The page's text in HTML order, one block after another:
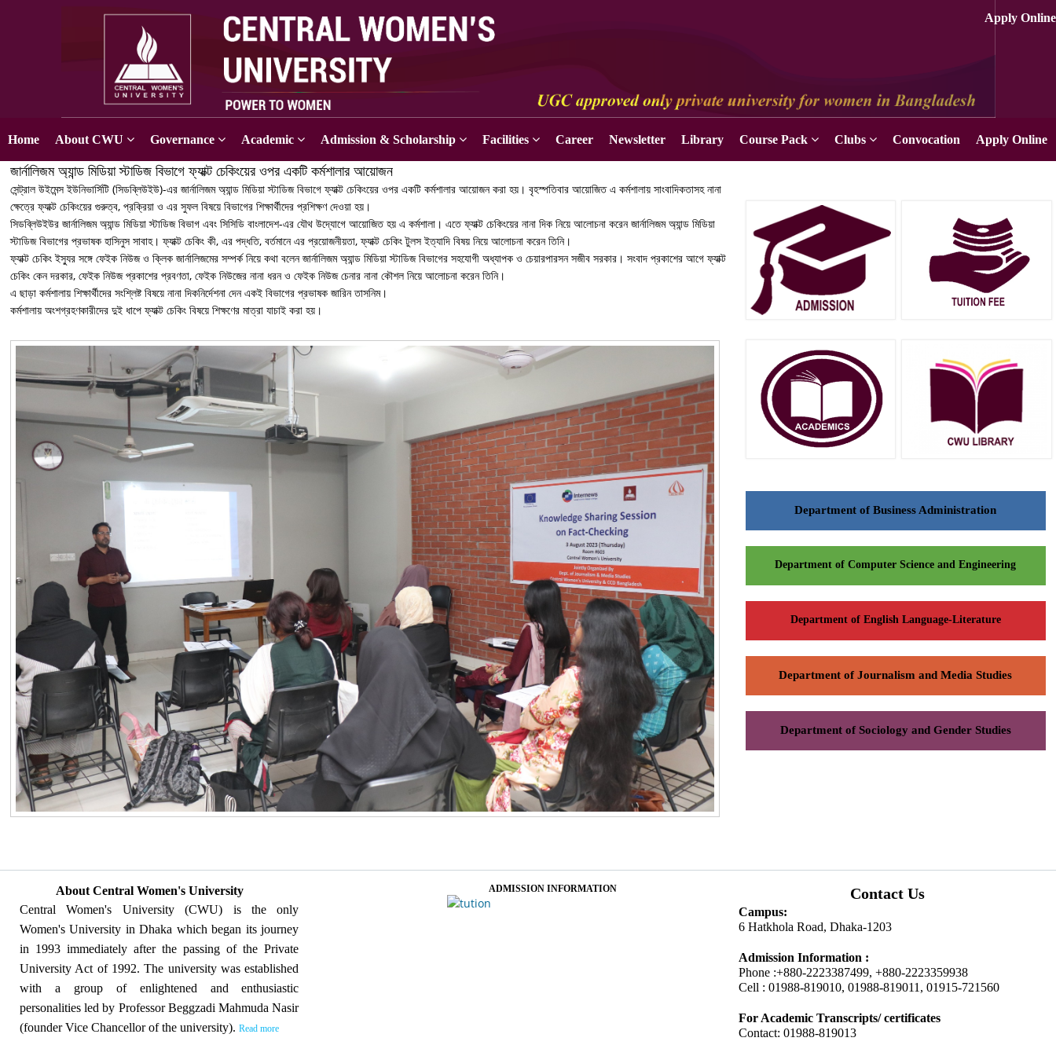
Home About CWU Governance Academic Admission & Scholarship Facilities Career Newsletter Library Course Pack Clubs Convocation Apply Online
জার্নালিজম অ্যান্ড মিডিয়া স্টাডিজ বিভাগে ফ্যাক্ট চেকিংয়ের ওপর একটি কর্মশালার আয়োজন
সেন্ট্রাল উইমেন্স ইউনিভার্সিটি (সিডব্লিউইউ)-এর জার্নালিজম অ্যান্ড মিডিয়া স্টাডিজ বিভাগে ফ্যাক্ট চেকিংয়ের ওপর একটি কর্মশালার আয়োজন করা হয়। বৃহস্পতিবার আয়োজিত এ কর্মশালায় সাংবাদিকতাসহ নানা
ক্ষেত্রে ফ্যাক্ট চেকিংয়ের গুরুত্ব, প্রক্রিয়া ও এর সুফল বিষয়ে বিভাগের শিক্ষার্থীদের প্রশিক্ষণ দেওয়া হয়।
সিডব্লিউইউর জার্নালিজম অ্যান্ড মিডিয়া স্টাডিজ বিভাগ এবং সিসিডি বাংলাদেশ-এর যৌথ উদ্যোগে আয়োজিত হয় এ কর্মশালা। এতে ফ্যাক্ট চেকিংয়ের নানা দিক নিয়ে আলোচনা করেন জার্নালিজম অ্যান্ড মিডিয়া
স্টাডিজ বিভাগের প্রভাষক হাসিনুস সাবাহ। ফ্যাক্ট চেকিং কী, এর পদ্ধতি, বর্তমানে এর প্রয়োজনীয়তা, ফ্যাক্ট চেকিং টুলস ইত্যাদি বিষয় নিয়ে আলোচনা করেন তিনি।
ফ্যাক্ট চেকিং ইস্যুর সঙ্গে ফেইক নিউজ ও ক্লিক জার্নালিজমের সম্পর্ক নিয়ে কথা বলেন জার্নালিজম অ্যান্ড মিডিয়া স্টাডিজ বিভাগের সহযোগী অধ্যাপক ও চেয়ারপারসন সজীব সরকার। সংবাদ প্রকাশের আগে ফ্যাক্ট
চেকিং কেন দরকার, ফেইক নিউজ প্রকাশের প্রবণতা, ফেইক নিউজের নানা ধরন ও ফেইক নিউজ চেনার নানা কৌশল নিয়ে আলোচনা করেন তিনি।
এ ছাড়া কর্মশালায় শিক্ষার্থীদের সংশ্লিষ্ট বিষয়ে নানা দিকনির্দেশনা দেন একই বিভাগের প্রভাষক জারিন তাসনিম।
কর্মশালায় অংশগ্রহণকারীদের দুই ধাপে ফ্যাক্ট চেকিং বিষয়ে শিক্ষণের মাত্রা যাচাই করা হয়।
Department of Business Administration
Department of Computer Science and Engineering
Department of English Language-Literature
Department of Journalism and Media Studies
Department of Sociology and Gender Studies
About Central Women's University
Central Women's University (CWU) is the only
Women's University in Dhaka which began its journey
in 1993 immediately after the passing of the Private
University Act of 1992. The university was established
with a group of enlightened and enthusiastic
personalities led by Professor Beggzadi Mahmuda Nasir
(founder Vice Chancellor of the university). Read more
ADMISSION INFORMATION Contact Us
Campus:
6 Hatkhola Road, Dhaka-1203
Admission Information :
Phone :+880-2223387499, +880-2223359938
Cell : 01988-819010, 01988-819011, 01915-721560
For Academic Transcripts/ certificates
Contact: 01988-819013